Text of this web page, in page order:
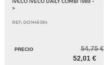
>
REF: DO1446384
PRECIO
54,75 €
52,01 €